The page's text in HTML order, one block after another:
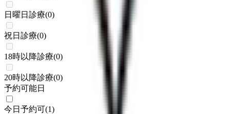
日曜日診療(0)
祝日診療(0)
18時以降診療(0)
20時以降診療(0)
予約可能日
今日予約可(1)